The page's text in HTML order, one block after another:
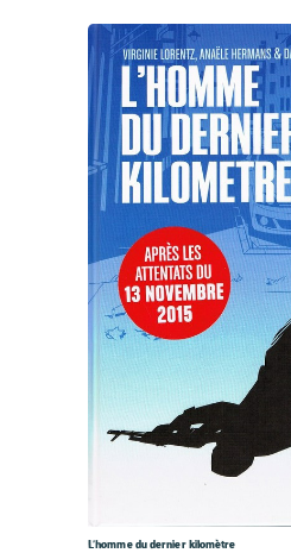
L’homme du dernier kilomètre